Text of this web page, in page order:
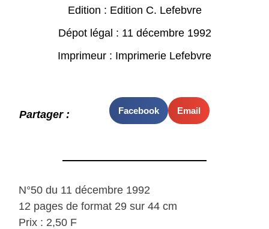
Edition : Edition C. Lefebvre
Dépot légal : 11 décembre 1992
Imprimeur : Imprimerie Lefebvre
Partager : Facebook Email
N°50 du 11 décembre 1992
12 pages de format 29 sur 44 cm
Prix : 2,50 F